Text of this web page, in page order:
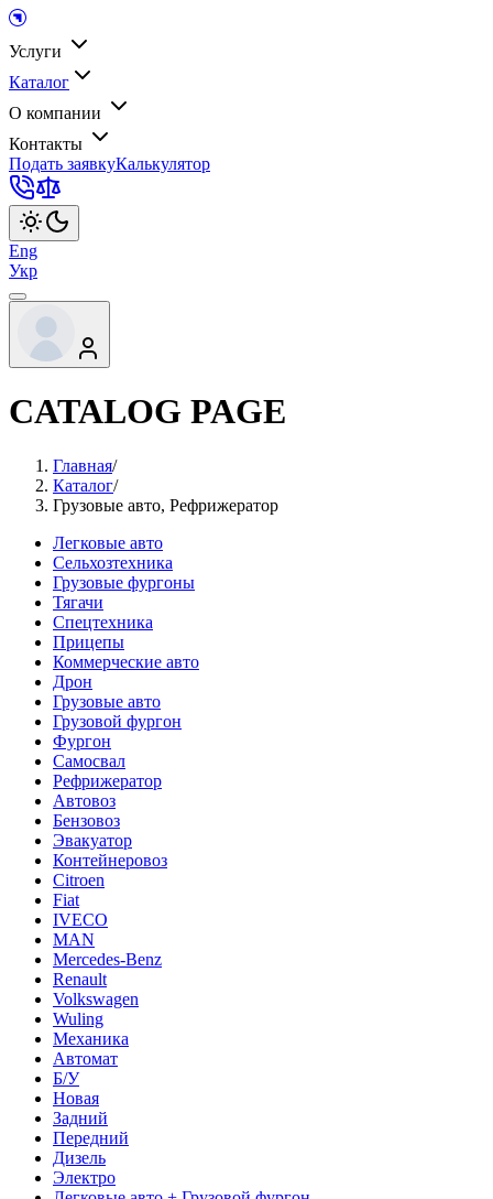
Услуги
Каталог
О компании
Контакты
Подать заявкуКалькулятор
Eng
Укр
CATALOG PAGE
Главная/
Каталог/
Грузовые авто, Рефрижератор
Легковые авто
Сельхозтехника
Грузовые фургоны
Тягачи
Спецтехника
Прицепы
Коммерческие авто
Дрон
Грузовые авто
Грузовой фургон
Фургон
Самосвал
Рефрижератор
Автовоз
Бензовоз
Эвакуатор
Контейнеровоз
Citroen
Fiat
IVECO
MAN
Mercedes-Benz
Renault
Volkswagen
Wuling
Механика
Автомат
Б/У
Новая
Задний
Передний
Дизель
Электро